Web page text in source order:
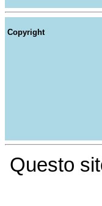
Copyright
Questo